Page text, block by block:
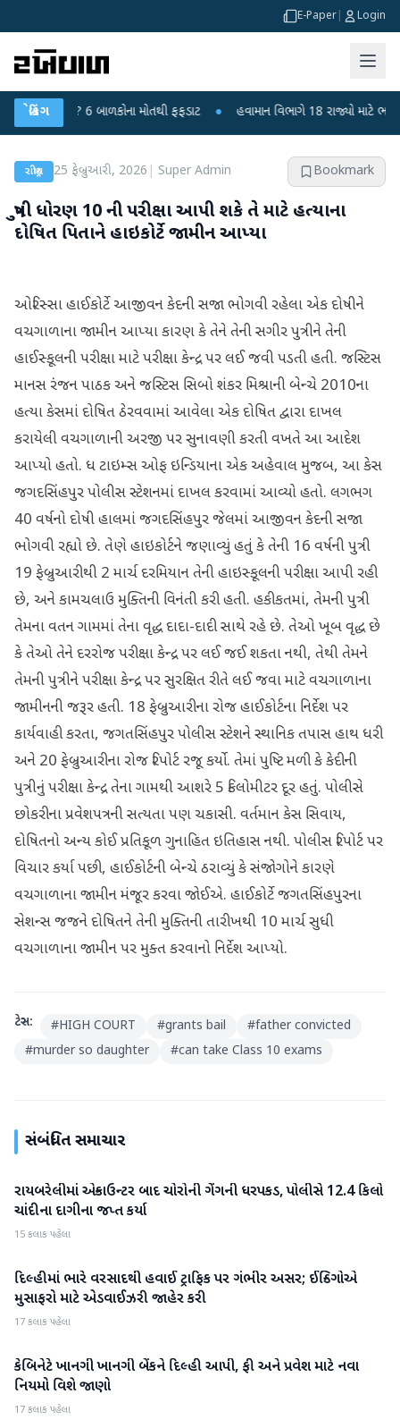
E-Paper Login
બ્રેકિંગ
6 બાળકોના મોતથી ફફડાટ ● હવામાન વિભાગે 18 રાજ્યો માટે ભારે
રાષ્ટ્રીય 25 ફેબ્રુઆરી, 2026 Super Admin Bookmark
પુત્રી ધોરણ 10 ની પરીક્ષા આપી શકે તે માટે હત્યાના
દોષિત પિતાને હાઇકોર્ટે જામીન આપ્યા
ઓરિસ્સા હાઈકોર્ટે આજીવન કેદની સજા ભોગવી રહેલા એક દોષીને
વચગાળાના જામીન આપ્યા કારણ કે તેને તેની સગીર પુત્રીને તેની
હાઈસ્કૂલની પરીક્ષા માટે પરીક્ષા કેન્દ્ર પર લઈ જવી પડતી હતી. જસ્ટિસ
માનસ રંજન પાઠક અને જસ્ટિસ સિબો શંકર મિશ્રાની બેન્ચે 2010ના
હત્યા કેસમાં દોષિત ઠેરવવામાં આવેલા એક દોષિત દ્વારા દાખલ
કરાયેલી વચગાળાની અરજી પર સુનાવણી કરતી વખતે આ આદેશ
આપ્યો હતો. ધ ટાઇમ્સ ઓફ ઇન્ડિયાના એક અહેવાલ મુજબ, આ કેસ
જગદસિંહપુર પોલીસ સ્ટેશનમાં દાખલ કરવામાં આવ્યો હતો. લગભગ
40 વર્ષનો દોષી હાલમાં જગદસિંહપુર જેલમાં આજીવન કેદની સજા
ભોગવી રહ્યો છે. તેણે હાઇકોર્ટને જણાવ્યું હતું કે તેની 16 વર્ષની પુત્રી
19 ફેબ્રુઆરીથી 2 માર્ચ દરમિયાન તેની હાઇસ્કૂલની પરીક્ષા આપી રહી
છે, અને કામચલાઉ મુક્તિની વિનંતી કરી હતી. હકીકતમાં, તેમની પુત્રી
તેમના વતન ગામમાં તેના વૃદ્ધ દાદા-દાદી સાથે રહે છે. તેઓ ખૂબ વૃદ્ધ છે
કે તેઓ તેને દરરોજ પરીક્ષા કેન્દ્ર પર લઈ જઈ શકતા નથી, તેથી તેમને
તેમની પુત્રીને પરીક્ષા કેન્દ્ર પર સુરક્ષિત રીતે લઈ જવા માટે વચગાળાના
જામીનની જરૂર હતી. 18 ફેબ્રુઆરીના રોજ હાઈકોર્ટના નિર્દેશ પર
કાર્યવાહી કરતા, જગતસિંહપુર પોલીસ સ્ટેશને સ્થાનિક તપાસ હાથ ધરી
અને 20 ફેબ્રુઆરીના રોજ રિપોર્ટ રજૂ કર્યો. તેમાં પુષ્ટિ મળી કે કેદીની
પુત્રીનું પરીક્ષા કેન્દ્ર તેના ગામથી આશરે 5 કિલોમીટર દૂર હતું. પોલીસે
છોકરીના પ્રવેશપત્રની સત્યતા પણ ચકાસી. વર્તમાન કેસ સિવાય,
દોષિતનો અન્ય કોઈ પ્રતિકૂળ ગુનાહિત ઇતિહાસ નથી. પોલીસ રિપોર્ટ પર
વિચાર કર્યા પછી, હાઈકોર્ટની બેન્ચે ઠરાવ્યું કે સંજોગોને કારણે
વચગાળાના જામીન મંજૂર કરવા જોઈએ. હાઈકોર્ટે જગતસિંહપુરના
સેશન્સ જજને દોષિતને તેની મુક્તિની તારીખથી 10 માર્ચ સુધી
વચગાળાના જામીન પર મુક્ત કરવાનો નિર્દેશ આપ્યો.
ટેગ્સ: #HIGH COURT #grants bail #father convicted
#murder so daughter #can take Class 10 exams
સંબંધિત સમાચાર
રાષ્ટ્રીય
રાયબરેલીમાં એન્કાઉન્ટર બાદ ચોરોની ગેંગની ધરપકડ, પોલીસે 12.4 કિલો
ચાંદીના દાગીના જપ્ત કર્યા
15 કલાક પહેલા
રાષ્ટ્રીય
દિલ્હીમાં ભારે વરસાદથી હવાઈ ટ્રાફિક પર ગંભીર અસર; ઈન્ડિગોએ
મુસાફરો માટે એડવાઈઝરી જાહેર કરી
17 કલાક પહેલા
રાષ્ટ્રીય
કેબિનેટે ખાનગી ખાનગી બેંકને દિલ્હી આપી, ફી અને પ્રવેશ માટે નવા
નિયમો વિશે જાણો
17 કલાક પહેલા